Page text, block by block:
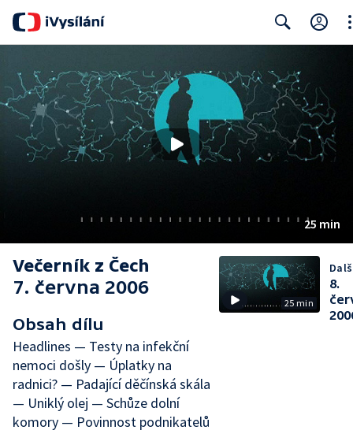
25 min
Večerník z Čech
7. června 2006
Obsah dílu
Headlines — Testy na infekční
nemoci došly — Úplatky na
radnici? — Padající děčínská skála
— Uniklý olej — Schůze dolní
komory — Povinnost podnikatelů
25 min
8.